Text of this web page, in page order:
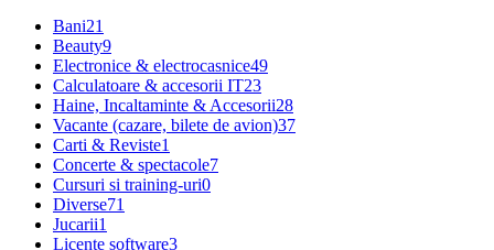
Bani21
Beauty9
Electronice & electrocasnice49
Calculatoare & accesorii IT23
Haine, Incaltaminte & Accesorii28
Vacante (cazare, bilete de avion)37
Carti & Reviste1
Concerte & spectacole7
Cursuri si training-uri0
Diverse71
Jucarii1
Licente software3